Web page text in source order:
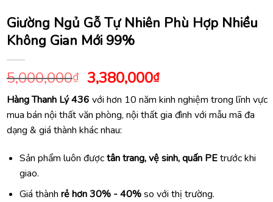
Giường Ngủ Gỗ Tự Nhiên Phù Hợp Nhiều
Không Gian Mới 99%
5,000,000₫ Giá
gốc
là:
5,000,000₫.
3,380,000₫Giá
hiện
tại
là:
Hàng Thanh Lý 436 với hơn 10 năm kinh nghiệm trong lĩnh vực
mua bán nội thất văn phòng, nội thất gia đình với mẫu mã đa
dạng & giá thành khác nhau:
Sản phẩm luôn đượctân trang, vệ sinh, quấn PEtrước khi
giao.
Giá thành rẻ hơn 30% - 40%so với thị trường.